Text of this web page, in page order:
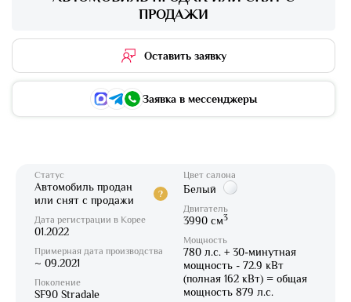
ПРОДАЖИ
Оставить заявку
Заявка в мессенджеры
Статус
Автомобиль продан
или снят с продажи
?
Дата регистрации в Корее
01.2022
Примерная дата производства
~ 09.2021
Поколение
SF90 Stradale
Цвет салона
Белый
Двигатель
3990 см3
Мощность
780 л.с. + 30-минутная
мощность - 72.9 кВт
(полная 162 кВт) = общая
мощность 879 л.с.